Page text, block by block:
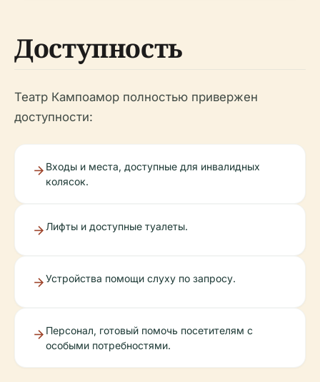
Доступность
Театр Кампоамор полностью привержен
доступности:
Входы и места, доступные для инвалидных
колясок.
Лифты и доступные туалеты.
Устройства помощи слуху по запросу.
Персонал, готовый помочь посетителям с
особыми потребностями.